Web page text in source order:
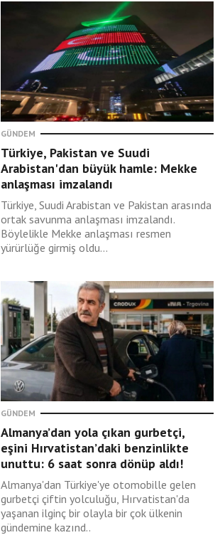
Kadınlardan sonra şimdi
de erkekler mi?
Halit Kanak
08 Ağustos 2026
Şehâdetinin
yıldönümünde Enver
Paşa’yı Tacikistan’da
anmak (4 Ağustos 1922)
Latif Erdoğan
08 Ağustos 2026
Bir daha asla!
Mustafa Ceylan
08 Ağustos 2026
Atina'nın diz bağları
çözüldü
Refik Tuzcuoğlu
Terörsüz bölge vizyonu
Sefa Saygılı
08 Ağustos 2026
GÜNDEM
Türkiye, Pakistan ve Suudi
Arabistan'dan büyük hamle: Mekke
anlaşması imzalandı
Türkiye, Suudi Arabistan ve Pakistan arasında
ortak savunma anlaşması imzalandı.
Böylelikle Mekke anlaşması resmen
yürürlüğe girmiş oldu...
GÜNDEM
Almanya’dan yola çıkan gurbetçi,
eşini Hırvatistan’daki benzinlikte
unuttu: 6 saat sonra dönüp aldı!
Almanya'dan Türkiye'ye otomobille gelen
gurbetçi çiftin yolculuğu, Hırvatistan'da
yaşanan ilginç bir olayla bir çok ülkenin
gündemine kazınd..